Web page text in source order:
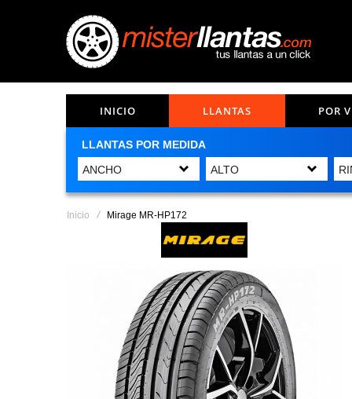
INICIO LLANTAS POR
LLANTAS POR MEDIDA
Inicio Mirage MR-HP172